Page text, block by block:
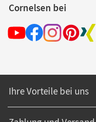
Cornelsen bei
Ihre Vorteile bei uns